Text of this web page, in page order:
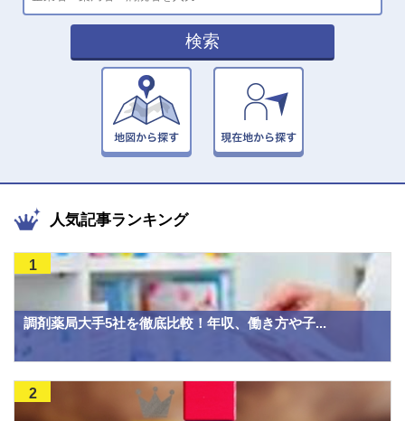
検索
人気記事ランキング
調剤薬局大手5社を徹底比較！年収、働き方や子...
1
2